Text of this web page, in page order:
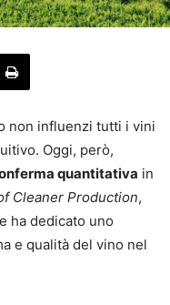
non influenzi tutti i vini
Oggi, però,
quantitativa in
Cleaner Production,
ha dedicato uno
e qualità del vino nel